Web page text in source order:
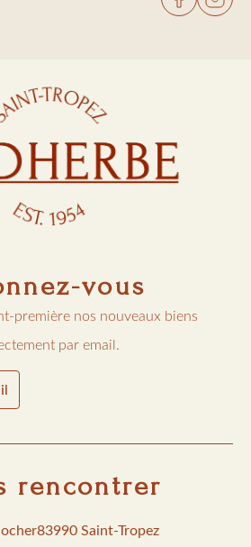
vous
première nos nouveaux biens
par email.
rencontrer
83990 Saint-Tropez